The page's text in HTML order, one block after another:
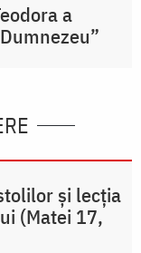
a
și lecția
(Matei 17,